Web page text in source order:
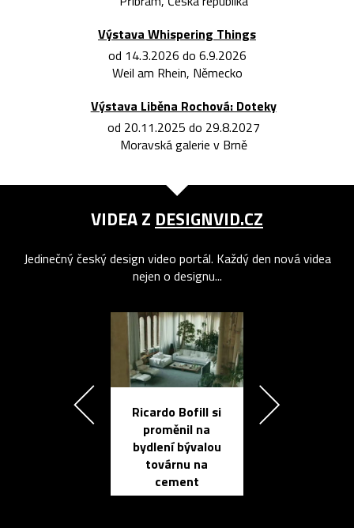
Výstava Whispering Things
od 14.3.2026 do 6.9.2026
Weil am Rhein, Německo
Výstava Liběna Rochová: Doteky
od 20.11.2025 do 29.8.2027
Moravská galerie v Brně
VIDEA Z DESIGNVID.CZ
Jedinečný český design video portál. Každý den nová videa
nejen o designu...
Ricardo Bofill si
proměnil na
bydlení bývalou
továrnu na
cement